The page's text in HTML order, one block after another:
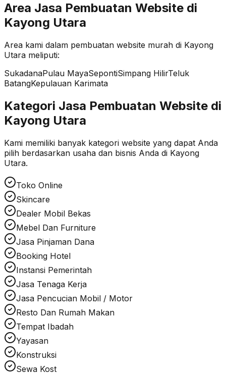
Area Jasa Pembuatan Website di
Kayong Utara
Area kami dalam pembuatan website murah di Kayong
Utara meliputi:
SukadanaPulau MayaSepontiSimpang HilirTeluk
BatangKepulauan Karimata
Kategori Jasa Pembuatan Website di
Kayong Utara
Kami memiliki banyak kategori website yang dapat Anda
pilih berdasarkan usaha dan bisnis Anda di Kayong
Utara.
Toko Online
Skincare
Dealer Mobil Bekas
Mebel Dan Furniture
Jasa Pinjaman Dana
Booking Hotel
Instansi Pemerintah
Jasa Tenaga Kerja
Jasa Pencucian Mobil / Motor
Resto Dan Rumah Makan
Tempat Ibadah
Yayasan
Konstruksi
Sewa Kost